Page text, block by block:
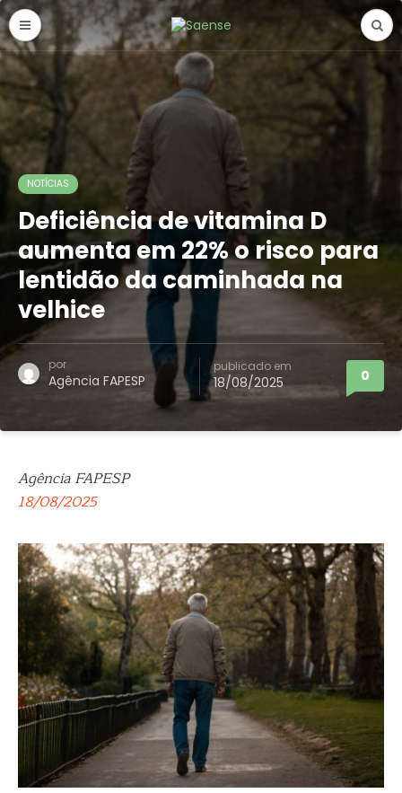
NOTÍCIAS
Deficiência de vitamina D
aumenta em 22% o risco para
lentidão da caminhada na
velhice
por
Agência FAPESP
publicado em
18/08/2025 0
Agência FAPESP
18/08/2025